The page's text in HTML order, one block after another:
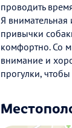
проводить
Я внимательная
привычки
комфортно. Со
внимание и
прогулки,